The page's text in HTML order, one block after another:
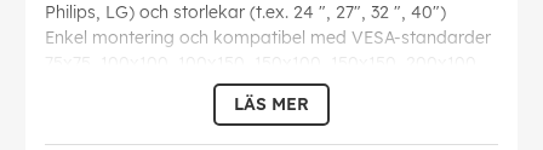
Philips, LG) och storlekar (t.ex. 24 ", 27", 32 ", 40")
Enkel montering och kompatibel med VESA-standarder
75x75, 100x100, 100x150, 150x100, 150x150, 200x100,
Höjd: 220 mm
LÄS MER